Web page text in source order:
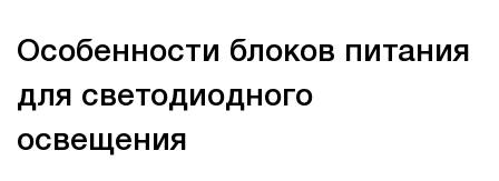
Особенности блоков питания
для светодиодного
освещения